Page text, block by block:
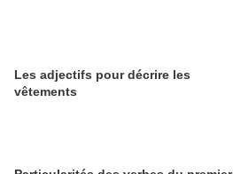
Les adjectifs pour décrire les
vêtements